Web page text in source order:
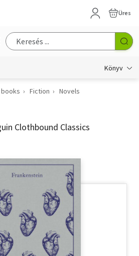
Üres
Könyv
books Fiction
Novels
Clothbound Classics